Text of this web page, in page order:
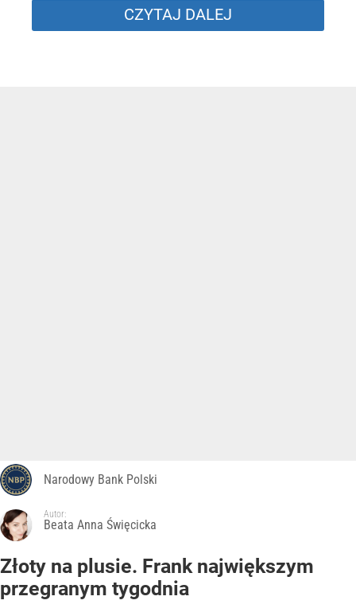
CZYTAJ DALEJ
Narodowy Bank Polski
Autor:
Beata Anna Święcicka
Złoty na plusie. Frank największym
przegranym tygodnia